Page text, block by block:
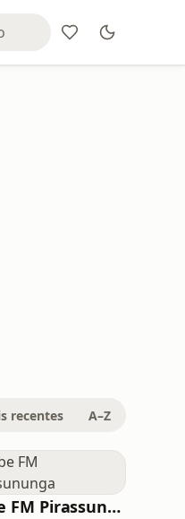
recentes A–Z
Clube FM Pirassununga